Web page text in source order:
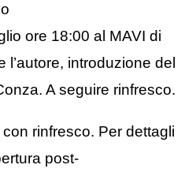
ore 18:00 al MAVI di
introduzione del
A seguire rinfresco.
rinfresco. Per dettagli
post-